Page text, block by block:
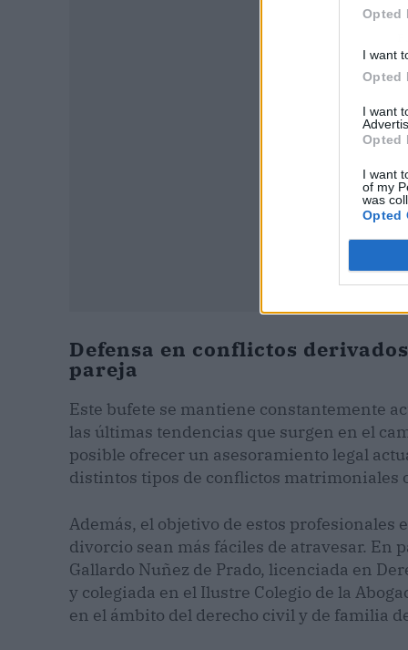
Opted
I want
Opted
I want
Opted
I want
of my
was
Opted
Defensa en conflictos
pareja
Este bufete se mantiene constantemente
las últimas tendencias que surgen en el
posible ofrecer un asesoramiento legal
distintos tipos de conflictos matrimoniales
Además, el objetivo de estos profesionales
divorcio sean más fáciles de atravesar. En
Gallardo Nuñez de Prado, licenciada en
y colegiada en el Ilustre Colegio de la
en el ámbito del derecho civil y de familia